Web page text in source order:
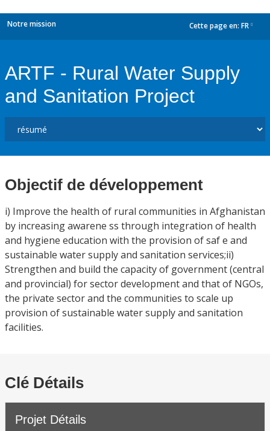
Notre mission Cette page en: FR
ARTF - Rural Water Supply
and Sanitation Project
Objectif de développement
i) Improve the health of rural communities in Afghanistan
by increasing awarene ss through integration of health
and hygiene education with the provision of saf e and
sustainable water supply and sanitation services;ii)
Strengthen and build the capacity of government (central
and provincial) for sector development and that of NGOs,
the private sector and the communities to scale up
provision of sustainable water supply and sanitation
facilities.
Clé Détails
Projet Détails